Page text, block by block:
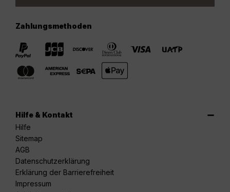
Zahlungsmethoden
Hilfe & Kontakt
Hilfe
Sitemap
AGB
Datenschutzerklärung
Erklärung der Barrierefreiheit
Impressum